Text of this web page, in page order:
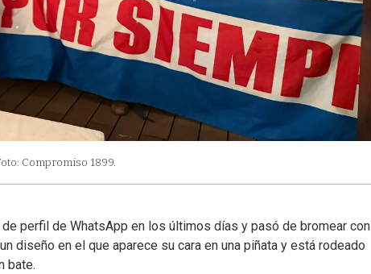
Compromiso 1899.
perfil de WhatsApp en los últimos días y pasó de bromear con
diseño en el que aparece su cara en una piñata y está rodeado
bate.